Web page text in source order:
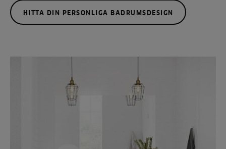
HITTA DIN PERSONLIGA BADRUMSDESIGN